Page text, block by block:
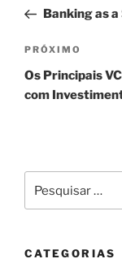
Post
anterior
Banking as
Próximo
post
PRÓXIMO
Os Principais
com
por:
CATEGORIAS